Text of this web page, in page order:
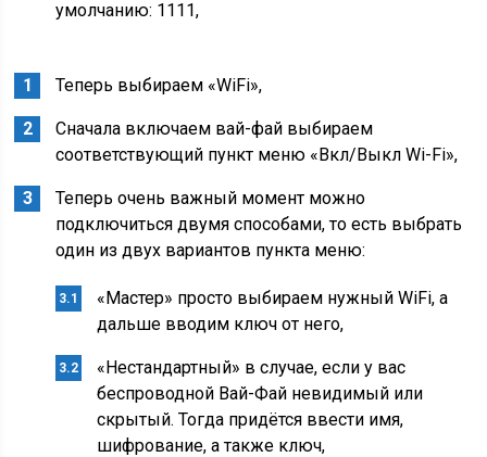
умолчанию: 1111,
Теперь выбираем «WiFi»,
Сначала включаем вай-фай выбираем
соответствующий пункт меню «Вкл/Выкл Wi-Fi»,
Теперь очень важный момент можно
подключиться двумя способами, то есть выбрать
один из двух вариантов пункта меню:
«Мастер» просто выбираем нужный WiFi, а
дальше вводим ключ от него,
«Нестандартный» в случае, если у вас
беспроводной Вай-Фай невидимый или
скрытый. Тогда придётся ввести имя,
шифрование, а также ключ,